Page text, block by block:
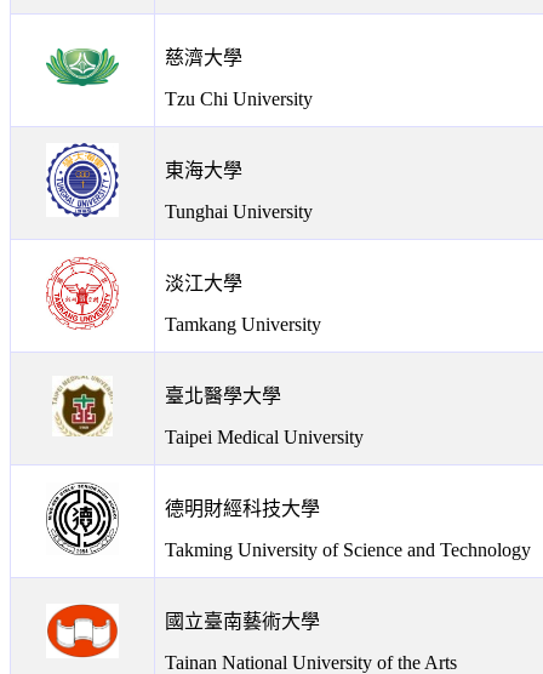
慈濟大學
Tzu Chi University
東海大學
Tunghai University
淡江大學
Tamkang University
臺北醫學大學
Taipei Medical University
德明財經科技大學
Takming University of Science and Technology
國立臺南藝術大學
Tainan National University of the Arts